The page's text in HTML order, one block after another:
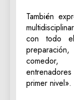
También
con todo
comedor,
primer nivel».